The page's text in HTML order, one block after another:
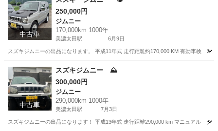
中古車
250,000円
ジムニー
170,000km 1000年
美濃太田駅 6月9日
スズキジムニーの出品になります。 平成11年式 走行距離約170,000 KM 有効車検
岐阜 美濃加茂市 美濃太田駅 ジムニー
中古車
スズキジムニー ⛰️
300,000円
ジムニー
290,000km 1000年
美濃太田駅 7月3日
スズキジムニーの出品になります！ 平成13年式 走行距離290,000 km マニュアル